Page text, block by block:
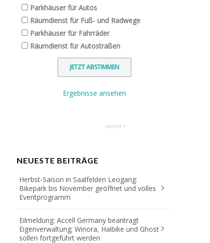
Parkhäuser für Autos
Räumdienst für Fuß- und Radwege
Parkhäuser für Fahrräder
Räumdienst für Autostraßen
Ergebnisse ansehen
NEUESTE BEITRÄGE
Herbst-Saison in Saalfelden Leogang:
Bikepark bis November geöffnet und volles
Eventprogramm
Eilmeldung: Accell Germany beantragt
Eigenverwaltung; Winora, Haibike und Ghost
sollen fortgeführt werden